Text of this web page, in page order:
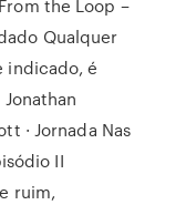
the Loop –
Qualquer
indicado, é
· Jornada Nas
II
ruim,